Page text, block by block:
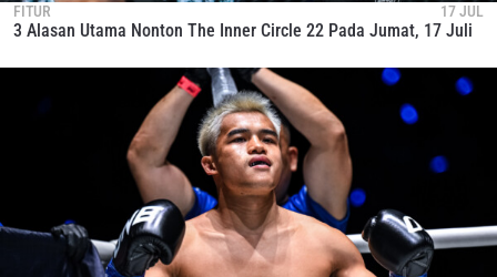
FITUR 17 JUL
3 Alasan Utama Nonton The Inner Circle 22 Pada Jumat, 17 Juli